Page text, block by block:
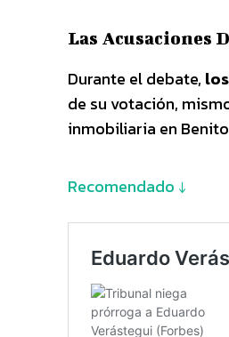
Las Acusaciones
Durante el debate,
de su votación,
inmobiliaria en
Recomendado ↓